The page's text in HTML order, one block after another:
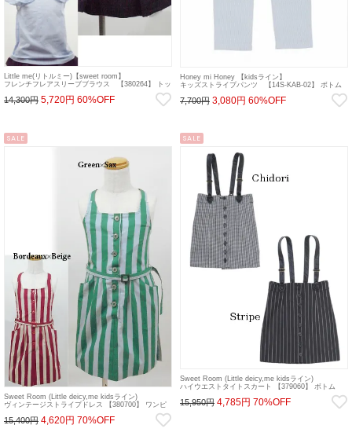
Little me(リトルミー)【sweet room】
フレンチフレアスリーブブラウス 【380264】 トッ
14,300円 5,720円 60%OFF
Honey mi Honey 【kidsライン】
キッズストライプパンツ 【14S-KAB-02】 ボトム
7,700円 3,080円 60%OFF
SALE
Sweet Room (Little deicy,me kidsライン)
ヴィンテージストライプドレス 【380700】 ワンピ
15,400円 4,620円 70%OFF
SALE
Sweet Room (Little deicy,me kidsライン)
ハイウエストタイトスカート 【379060】 ボトム
15,950円 4,785円 70%OFF